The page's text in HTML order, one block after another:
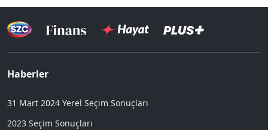
Haberler
31 Mart 2024 Yerel Seçim Sonuçları
2023 Seçim Sonuçları